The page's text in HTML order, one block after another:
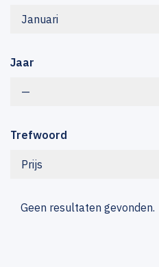
Januari
Jaar
—
Trefwoord
Prijs
Geen resultaten gevonden.